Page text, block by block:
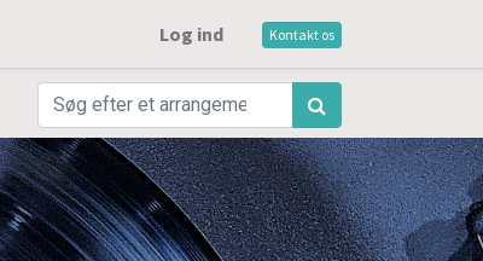
Log ind Kontakt os